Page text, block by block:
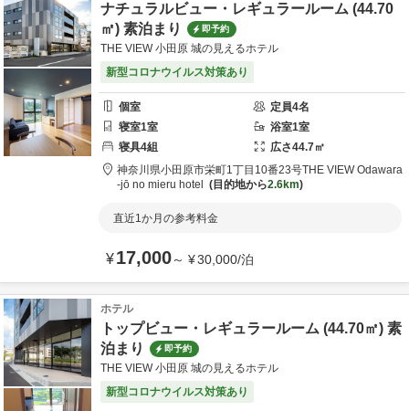
ナチュラルビュー・レギュラールーム (44.70
㎡) 素泊まり
即予約
THE VIEW 小田原 城の見えるホテル
新型コロナウイルス対策あり
個室 定員4名
寝室1室 浴室1室
寝具4組 広さ44.7㎡
神奈川県小田原市栄町1丁目10番23号THE VIEW Odawara
-jō no mieru hotel
目的地から2.6km
直近1か月の参考料金
¥17,000～ ¥30,000/泊
ホテル
トップビュー・レギュラールーム (44.70㎡) 素
泊まり
即予約
THE VIEW 小田原 城の見えるホテル
新型コロナウイルス対策あり